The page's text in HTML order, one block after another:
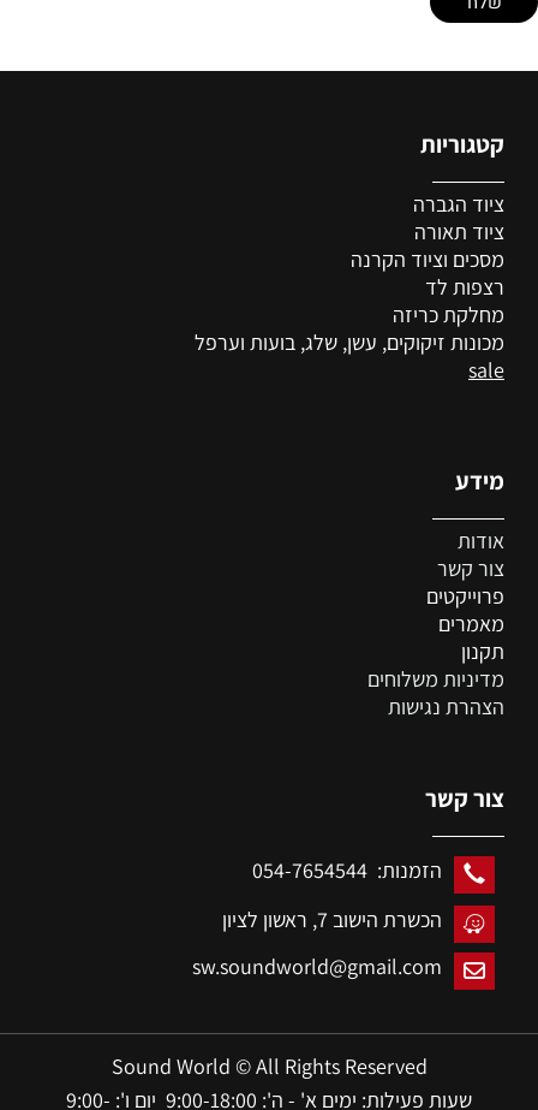
קטגוריות
ציוד הגברה
ציוד תאורה
מסכים וציוד הקרנה
רצפות לד
מחלקת כריזה
מכונות זיקוקים, עשן, שלג, בועות וערפל
sale
מידע
אודות
צור קשר
פרוייקטים
מאמרים
תקנון
מדיניות משלוחים
הצהרת נגישות
צור קשר
הזמנות: 054-7654544
הכשרת הישוב 7,
ראשון לציון
sw.soundworld@gmail.com
Sound World © All Rights Reserved
שעות פעילות: ימים א' - ה': 9:00-18:00 יום ו': 9:00-